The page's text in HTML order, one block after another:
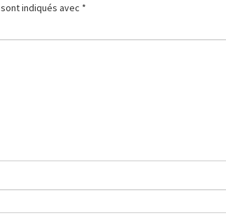
indiqués avec *